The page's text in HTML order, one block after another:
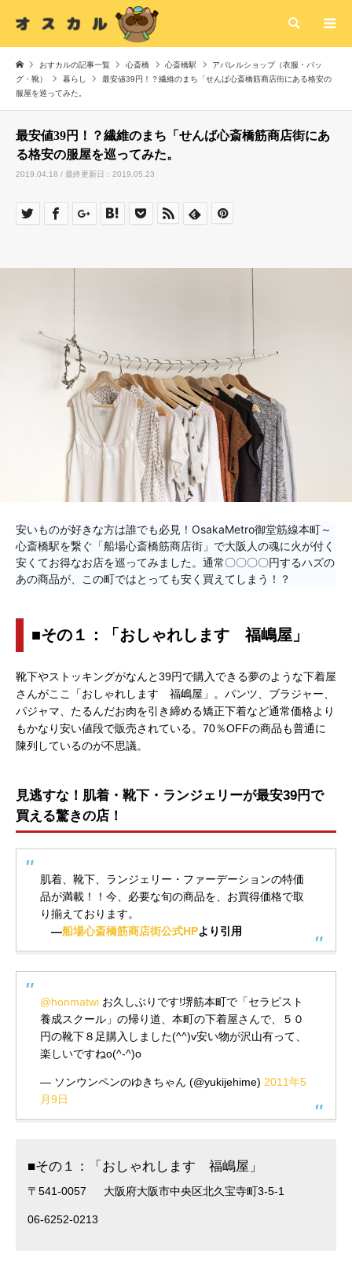
検索
おすカルの記事一覧 心斎橋 心斎橋駅
アパレルショップ（衣服・バッ
グ・靴）
暮らし
最安値39円！？繊維のまち「せんば心斎橋筋商店街にある格安の
服屋を巡ってみた。
最安値39円！？繊維のまち「せんば心斎橋筋商店街にあ
る格安の服屋を巡ってみた。
2019.04.18 / 最終更新日：2019.05.23
安いものが好きな方は誰でも必見！OsakaMetro御堂筋線本町～
心斎橋駅を繋ぐ「船場心斎橋筋商店街」で大阪人の魂に火が付く
安くてお得なお店を巡ってみました。通常〇〇〇〇円するハズの
あの商品が、この町ではとっても安く買えてしまう！？
■その１：「おしゃれします 福嶋屋」
靴下やストッキングがなんと39円で購入できる夢のような下着屋
さんがここ「おしゃれします 福嶋屋」。パンツ、ブラジャー、
パジャマ、たるんだお肉を引き締める矯正下着など通常価格より
もかなり安い値段で販売されている。70％OFFの商品も普通に
陳列しているのが不思議。
見逃すな！肌着・靴下・ランジェリーが最安39円で
買える驚きの店！
肌着、靴下、ランジェリー・ファーデーションの特価
品が満載！！今、必要な旬の商品を、お買得価格で取
り揃えております。
—船場心斎橋筋商店街公式HPより引用
@honmatwi お久しぶりです!堺筋本町で「セラピスト
養成スクール」の帰り道、本町の下着屋さんで、５０
円の靴下８足購入しました(^^)v安い物が沢山有って、
楽しいですねo(^-^)o
— ソンウンペンのゆきちゃん (@yukijehime) 2011年5
月9日
■その１：「おしゃれします 福嶋屋」
〒541-0057 大阪府大阪市中央区北久宝寺町3-5-1
06-6252-0213